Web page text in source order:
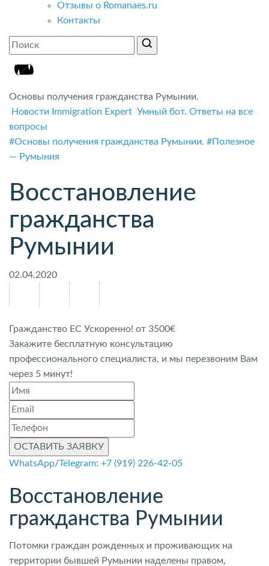
Отзывы о Romanaes.ru
Контакты
Основы получения гражданства Румынии.
Новости Immigration Expert Умный бот. Ответы на все
вопросы
#Основы получения гражданства Румынии. #Полезное
— Румыния
Восстановление
гражданства
Румынии
02.04.2020
Гражданство ЕС Ускоренно! от 3500€
Закажите бесплатную консультацию
профессионального специалиста, и мы перезвоним Вам
через 5 минут!
ОСТАВИТЬ ЗАЯВКУ
WhatsApp/Telegram: +7 (919) 226-42-05
Восстановление
гражданства Румынии
Потомки граждан рожденных и проживающих на
территории бывшей Румынии наделены правом,